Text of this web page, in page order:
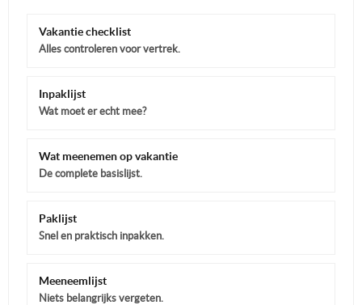
Vakantie checklist
Alles controleren voor vertrek.
Inpaklijst
Wat moet er echt mee?
Wat meenemen op vakantie
De complete basislijst.
Paklijst
Snel en praktisch inpakken.
Meeneemlijst
Niets belangrijks vergeten.